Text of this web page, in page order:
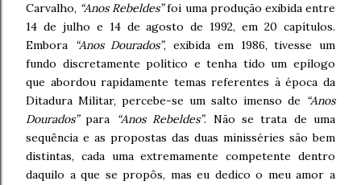
Carvalho, “Anos Rebeldes”foi uma produção exibida entre
14 de julho e 14 de agosto de 1992, em 20 capítulos.
Embora
“Anos Dourados”, exibida em 1986, tivesse um
fundo discretamente político e tenha tido um epílogo
que abordou rapidamente temas referentes à época da
Ditadura Militar, percebe-se um salto imenso de “Anos
Dourados”para “Anos Rebeldes”. Não se trata de uma
sequência e as propostas das duas minisséries são bem
distintas, cada uma extremamente competente dentro
daquilo a que se propôs, mas eu dedico o meu amor a